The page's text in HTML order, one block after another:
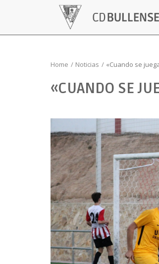
Home Noticias «Cuando se
«CUANDO SE